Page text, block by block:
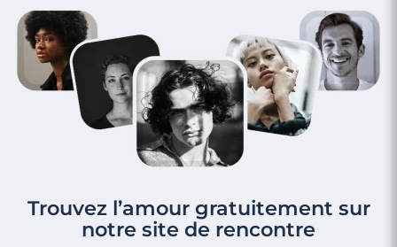
Trouvez l’amour gratuitement sur
notre site de rencontre